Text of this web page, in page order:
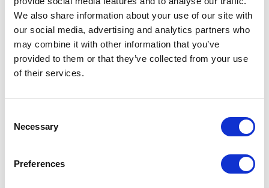
We also share information about your use of our site with
our social media, advertising and analytics partners who
may combine it with other information that you’ve
provided to them or that they’ve collected from your use
of their services.
Selection
Necessary
Preferences
Struttura 59 grigio chiaro, vetro 59 grigio chiaro lucido. Maniglia
incassata con inserto in tinta al pannello